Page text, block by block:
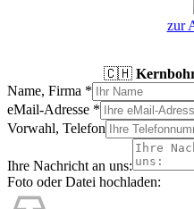
zur
🇨🇭
Name, Firma *
eMail-Adresse *
Vorwahl, Telefon
Ihre Nachricht an uns:
Foto oder Datei hochladen: